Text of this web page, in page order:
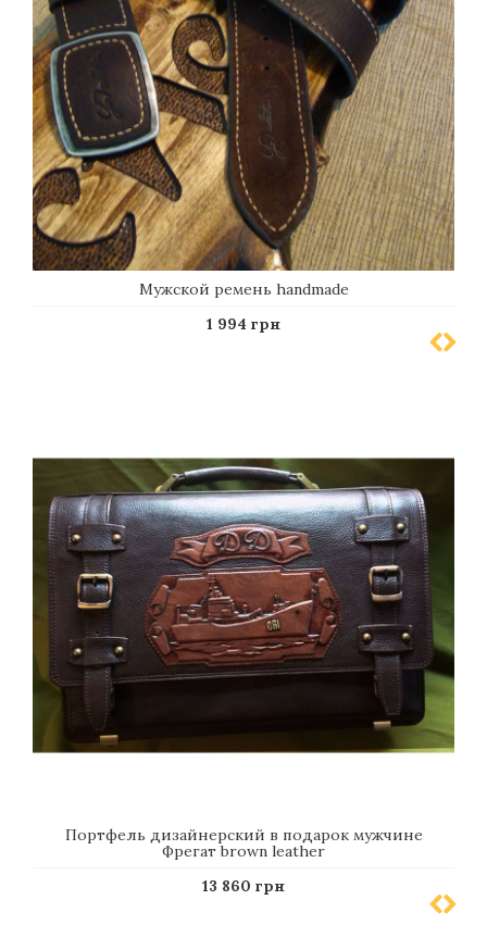
Мужской ремень handmade
1 994 грн
Портфель дизайнерский в подарок мужчине
Фрегат brown leather
13 860 грн